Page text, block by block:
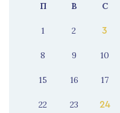
П В С
1 2 3
8 9 10
15 16 17
22 23 24